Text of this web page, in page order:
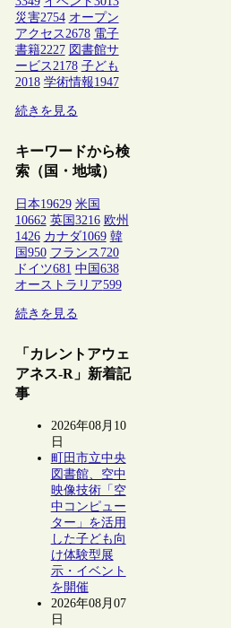
災害2754 オープン
アクセス2678 電子
書籍2227 図書館サ
ービス2178 子ども
2018 学術情報1947
続きを見る
キーワードから検
索（国・地域）
日本19629 米国
10662 英国3216 欧州
1426 カナダ1069 韓
国950 フランス 720
ドイツ681 中国638
オーストラリア599
続きを見る
「カレントアウェ
アネス-R」新着記
事
2026年08月10
日
町田市立中央
図書館、空中
映像技術「空
中コンピュー
ター」を活用
した子ども向
け体験型展
示・イベント
を開催
2026年08月07
日